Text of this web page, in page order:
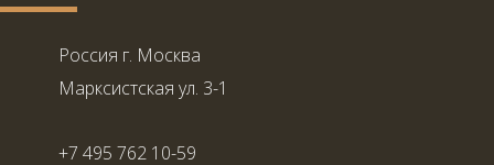
Россия г. Москва
Марксистская ул. 3-1
+7 495 762 10-59